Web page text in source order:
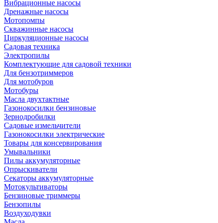
Вибрационные насосы
Дренажные насосы
Мотопомпы
Скважинные насосы
Циркуляционные насосы
Садовая техника
Электропилы
Комплектующие для садовой техники
Для бензотриммеров
Для мотобуров
Мотобуры
Масла двухтактные
Газонокосилки бензиновые
Зернодробилки
Садовые измельчители
Газонокосилки электрические
Товары для консервирования
Умывальники
Пилы аккумуляторные
Опрыскиватели
Секаторы аккумуляторные
Мотокультиваторы
Бензиновые триммеры
Бензопилы
Воздуходувки